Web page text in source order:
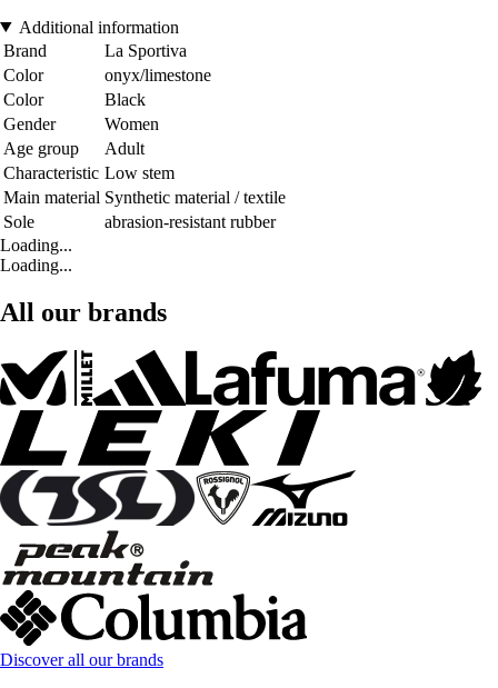
Additional information
Brand
La Sportiva
Color
onyx/limestone
Color
Black
Gender
Women
Age group
Adult
Characteristic Low stem
Main material Synthetic material / textile
Sole
abrasion-resistant rubber
Loading...
Loading...
All our brands
Discover all our brands